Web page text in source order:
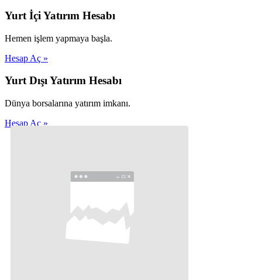
Yurt İçi Yatırım Hesabı
Hemen işlem yapmaya başla.
Hesap Aç »
Yurt Dışı Yatırım Hesabı
Dünya borsalarına yatırım imkanı.
Hesap Aç »